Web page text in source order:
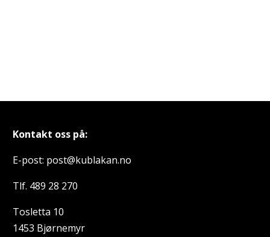
Kontakt oss på:
E-post: post@kublakan.no
Tlf. 489 28 270
Tosletta 10
1453 Bjørnemyr